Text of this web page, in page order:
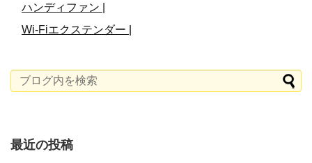
ハンディファン |
Wi-Fiエクステンダー |
最近の投稿